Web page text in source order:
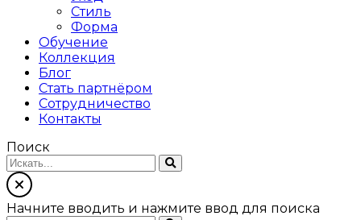
Стиль
Форма
Обучение
Коллекция
Блог
Стать партнёром
Сотрудничество
Контакты
Поиск
Начните вводить и нажмите ввод для поиска